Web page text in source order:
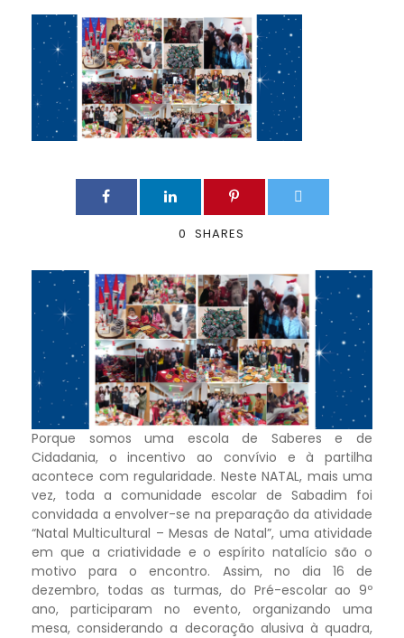
0 SHARES
Porque somos uma escola de Saberes e de
Cidadania, o incentivo ao convívio e à partilha
acontece com regularidade. Neste NATAL, mais uma
vez, toda a comunidade escolar de Sabadim foi
convidada a envolver-se na preparação da atividade
“Natal Multicultural – Mesas de Natal”, uma atividade
em que a criatividade e o espírito natalício são o
motivo para o encontro. Assim, no dia 16 de
dezembro, todas as turmas, do Pré-escolar ao 9º
ano, participaram no evento, organizando uma
mesa, considerando a decoração alusiva à quadra,